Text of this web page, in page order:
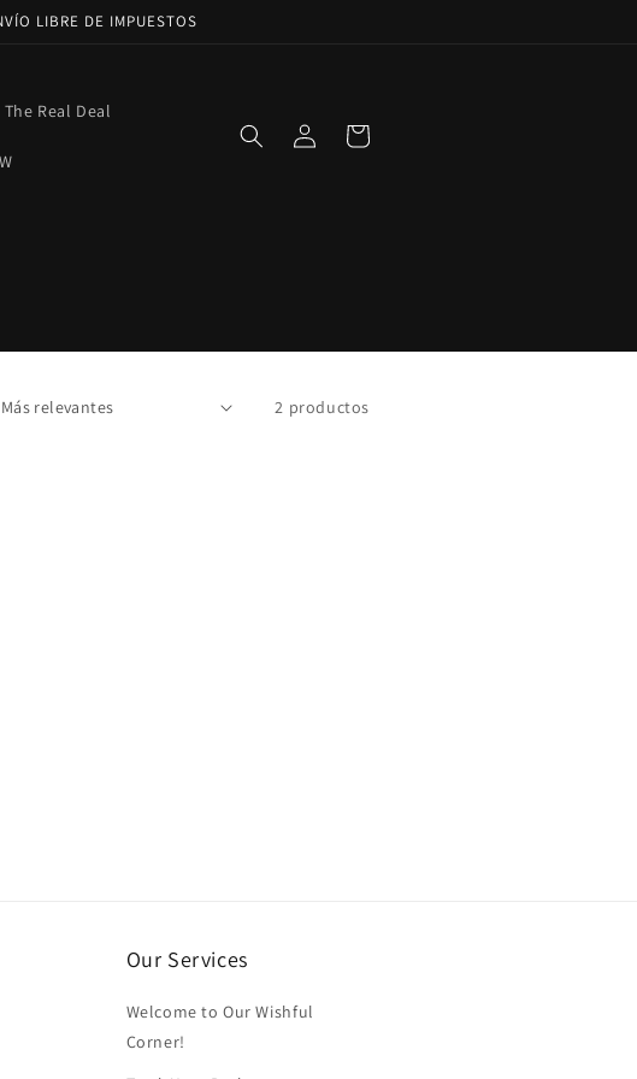
LIBRE DE IMPUESTOS
The Real Deal
Iniciar
sesión
Carrito
2 productos
Our Services
Welcome to Our Wishful
Corner!